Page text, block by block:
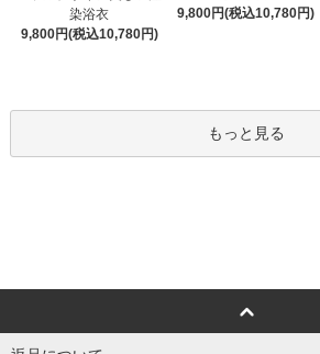
染浴衣
9,800円(税込10,780円)
9,800円(税込10,780円)
もっと見る